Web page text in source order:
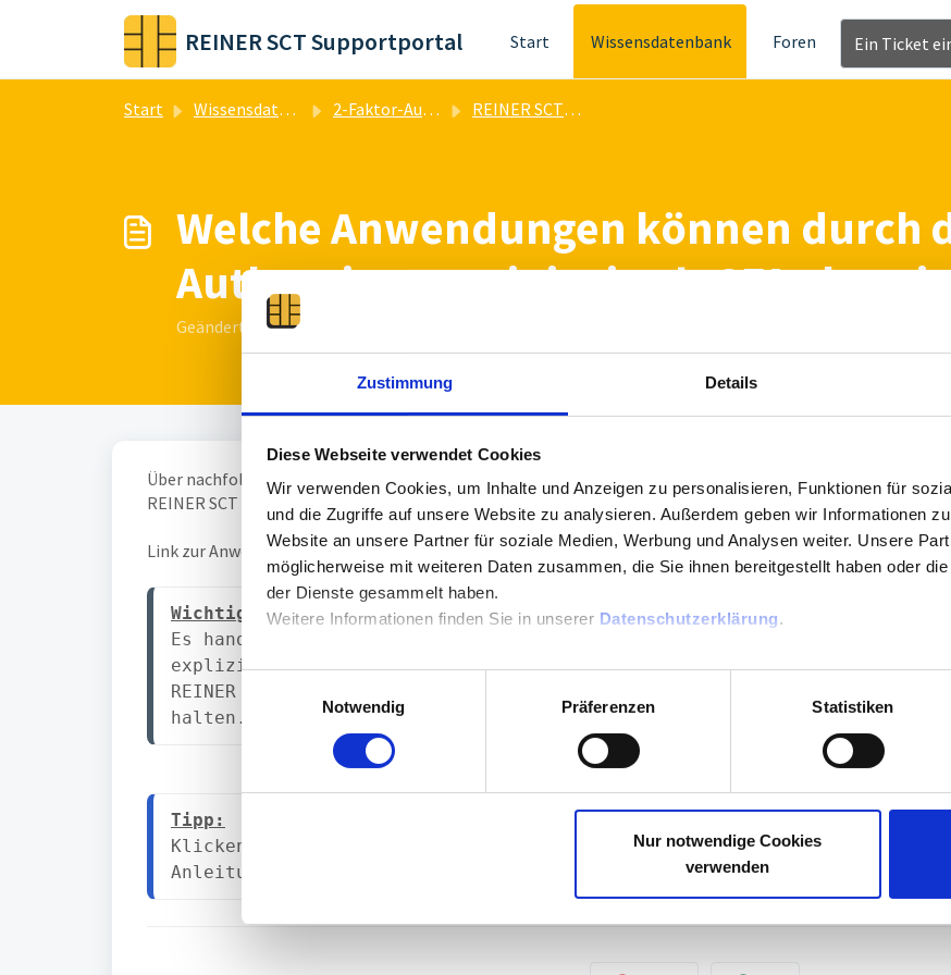
Zustimmung Details
Diese Webseite verwendet Cookies
Wir verwenden Cookies, um Inhalte und Anzeigen zu personalisieren, Funktionen für
und die Zugriffe auf unsere Website zu analysieren. Außerdem geben wir Informationen
Website an unsere Partner für soziale Medien, Werbung und Analysen weiter. Unsere
möglicherweise mit weiteren Daten zusammen, die Sie ihnen bereitgestellt haben oder
der Dienste gesammelt haben.
Weitere Informationen finden Sie in unserer Datenschutzerklärung.
l
u
Notwendig Präferenzen Statistiken
Nur notwendige Cookies
verwenden
Zum hauptsächlichen Inhalt gehen
REINER SCT Supportportal Start Wissensdatenbank Foren Ein Ticket
Start Wissensdatenbank 2-Faktor-Authentisierung REINER SCT Authenticator mini
Welche Anwendungen können durch
Authenticator mini mittels 2FA
Geändert am Di, 24 Feb um 4:13 NACHMITTAGS
Über nachfolgenden Link gelangen Sie zu unserer getesteten Übersicht für Anwendungen, welche Sie mit
REINER SCT Authenticator mini
verwenden können.
Link zur Anwendungsübersicht
Wichtig:
Es handelt sich bei dieser Liste lediglich um Anwendungen, welche von
explizit getestet wurden. Generell können Sie alle Anwendungen mit dem
REINER SCT Authenticator
halten.
Tipp:
Klicken Sie auf das Logo der Anwendung, gelangen Sie direkt zur
Anleitung des Anbieters.